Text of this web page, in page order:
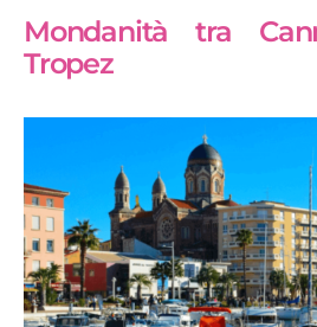
Mondanità tra
Tropez